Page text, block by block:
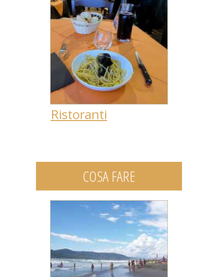
Ristoranti
COSA FARE